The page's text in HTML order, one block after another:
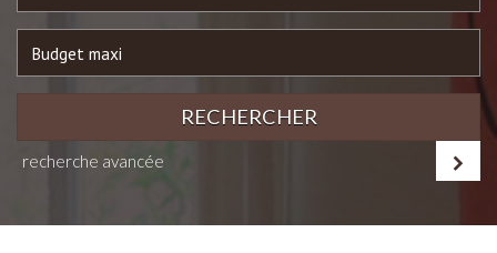
RECHERCHER
recherche avancée